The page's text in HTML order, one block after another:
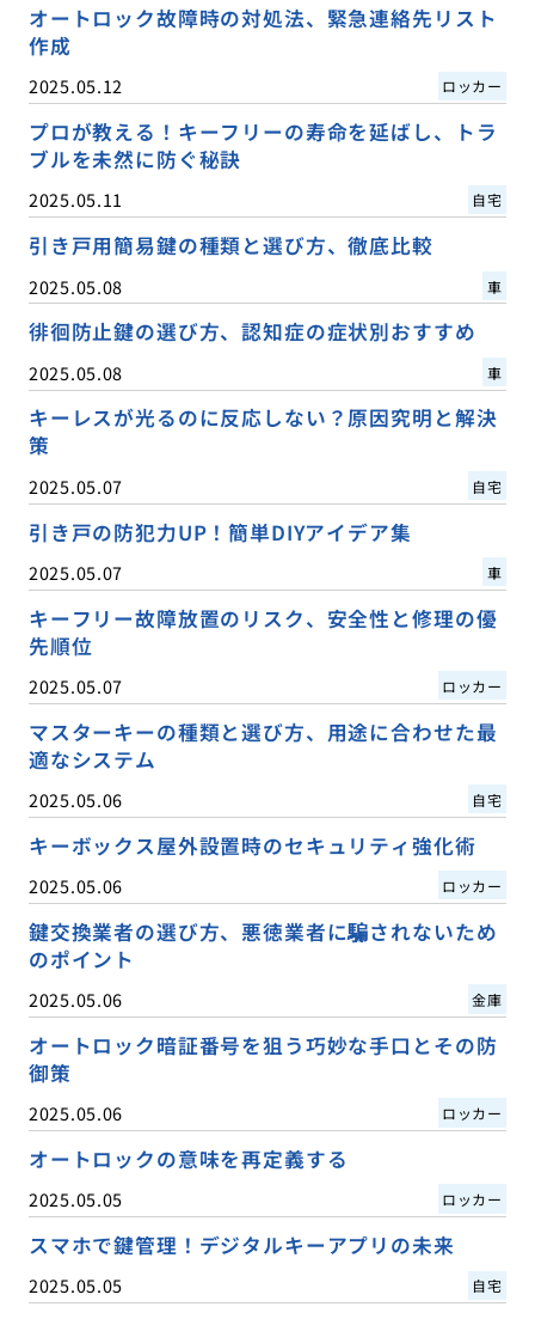
オートロック故障時の対処法、緊急連絡先リスト
作成
2025.05.12 ロッカー
プロが教える！キーフリーの寿命を延ばし、トラ
ブルを未然に防ぐ秘訣
2025.05.11 自宅
引き戸用簡易鍵の種類と選び方、徹底比較
2025.05.08 車
徘徊防止鍵の選び方、認知症の症状別おすすめ
2025.05.08 車
キーレスが光るのに反応しない？原因究明と解決
策
2025.05.07 自宅
引き戸の防犯力UP！簡単DIYアイデア集
2025.05.07 車
キーフリー故障放置のリスク、安全性と修理の優
先順位
2025.05.07 ロッカー
マスターキーの種類と選び方、用途に合わせた最
適なシステム
2025.05.06 自宅
キーボックス屋外設置時のセキュリティ強化術
2025.05.06 ロッカー
鍵交換業者の選び方、悪徳業者に騙されないため
のポイント
2025.05.06 金庫
オートロック暗証番号を狙う巧妙な手口とその防
御策
2025.05.06 ロッカー
オートロックの意味を再定義する
2025.05.05 ロッカー
スマホで鍵管理！デジタルキーアプリの未来
2025.05.05 自宅